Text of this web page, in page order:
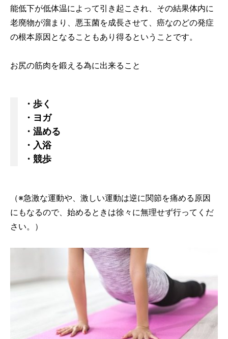
能低下が低体温によって引き起こされ、その結果体内に
老廃物が溜まり、悪玉菌を成長させて、癌なのどの発症
の根本原因となることもあり得るということです。
お尻の筋肉を鍛える為に出来ること
・歩く
・ヨガ
・温める
・入浴
・競歩
（※急激な運動や、激しい運動は逆に関節を痛める原因
にもなるので、始めるときは徐々に無理せず行ってくだ
さい。）